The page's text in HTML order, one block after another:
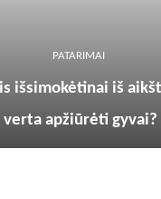
PATARIMAI
išsimokėtinai iš
verta apžiūrėti gyvai?